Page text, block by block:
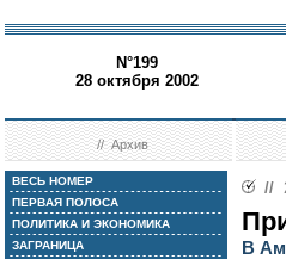
N°199
28 октября 2002
//Архив
ВЕСЬ НОМЕР
ПЕРВАЯ ПОЛОСА
ПОЛИТИКА И ЭКОНОМИКА
ЗАГРАНИЦА
//
В